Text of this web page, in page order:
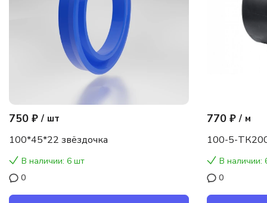
750 ₽ / шт
100*45*22 звёздочка
В наличии: 6 шт
0
770 ₽ / м
100-5-
В наличии:
0